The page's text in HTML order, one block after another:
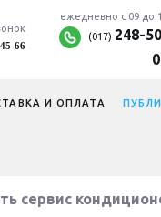
66
ежедневно с 09 до
(017) 248-
И ОПЛАТА
сервис